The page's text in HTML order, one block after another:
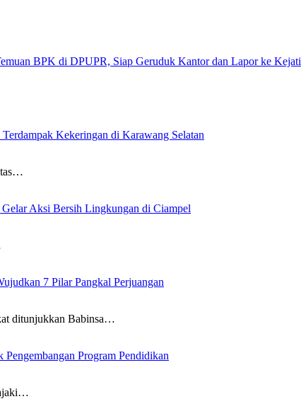
BPK di DPUPR, Siap Geruduk Kantor dan Lapor ke Kejati
Kekeringan di Karawang Selatan
Aksi Bersih Lingkungan di Ciampel
7 Pilar Pangkal Perjuangan
ditunjukkan Babinsa…
Program Pendidikan